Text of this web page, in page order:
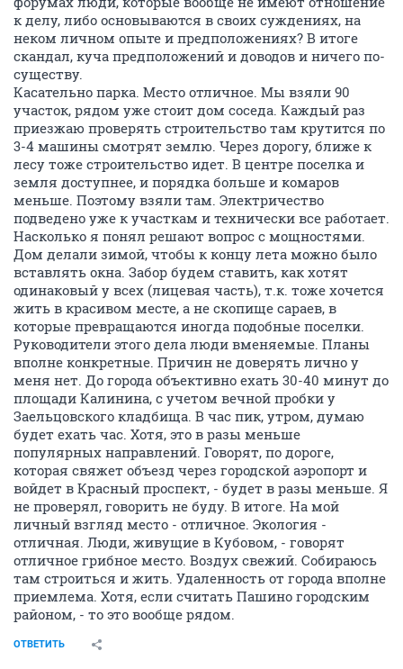
к делу, либо основываются в своих суждениях, на
неком личном опыте и предположениях? В итоге
скандал, куча предположений и доводов и ничего по-
существу.
Касательно парка. Место отличное. Мы взяли 90
участок, рядом уже стоит дом соседа. Каждый раз
приезжаю проверять строительство там крутится по
3-4 машины смотрят землю. Через дорогу, ближе к
лесу тоже строительство идет. В центре поселка и
земля доступнее, и порядка больше и комаров
меньше. Поэтому взяли там. Электричество
подведено уже к участкам и технически все работает.
Насколько я понял решают вопрос с мощностями.
Дом делали зимой, чтобы к концу лета можно было
вставлять окна. Забор будем ставить, как хотят
одинаковый у всех (лицевая часть), т.к. тоже хочется
жить в красивом месте, а не скопище сараев, в
которые превращаются иногда подобные поселки.
Руководители этого дела люди вменяемые. Планы
вполне конкретные. Причин не доверять лично у
меня нет. До города объективно ехать 30-40 минут до
площади Калинина, с учетом вечной пробки у
Заельцовского кладбища. В час пик, утром, думаю
будет ехать час. Хотя, это в разы меньше
популярных направлений. Говорят, по дороге,
которая свяжет объезд через городской аэропорт и
войдет в Красный проспект, - будет в разы меньше. Я
не проверял, говорить не буду. В итоге. На мой
личный взгляд место - отличное. Экология -
отличная. Люди, живущие в Кубовом, - говорят
отличное грибное место. Воздух свежий. Собираюсь
там строиться и жить. Удаленность от города вполне
приемлема. Хотя, если считать Пашино городским
районом, - то это вообще рядом.
ОТВЕТИТЬ